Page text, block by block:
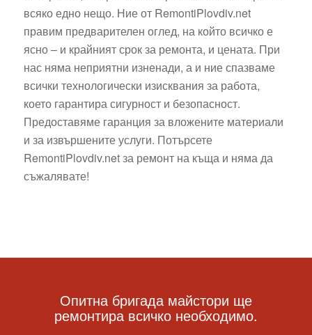
всяко едно нещо. Ние от RemontiPlovdiv.net
правим предварителен оглед, на който всичко е
ясно – и крайният срок за ремонта, и цената. При
нас няма неприятни изненади, а и ние спазваме
всички технологически изисквания за работа,
което гарантира сигурност и безопасност.
Предоставяме гаранция за вложените материали
и за извършените услуги. Потърсете
RemontiPlovdiv.net за ремонт на къща и няма да
съжалявате!
Опитна бригада майстори ще
ремонтира всичко необходимо.